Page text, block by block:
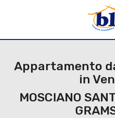
Appartamento
in
MOSCIANO